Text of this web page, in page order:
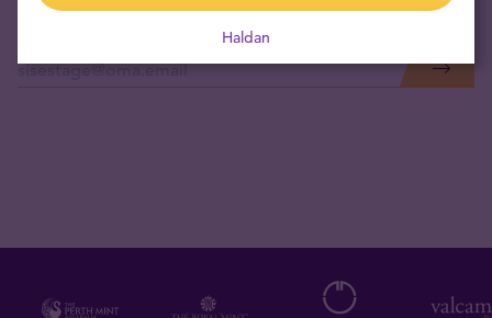
Tellige uudised otse oma e-postkastiHaldan